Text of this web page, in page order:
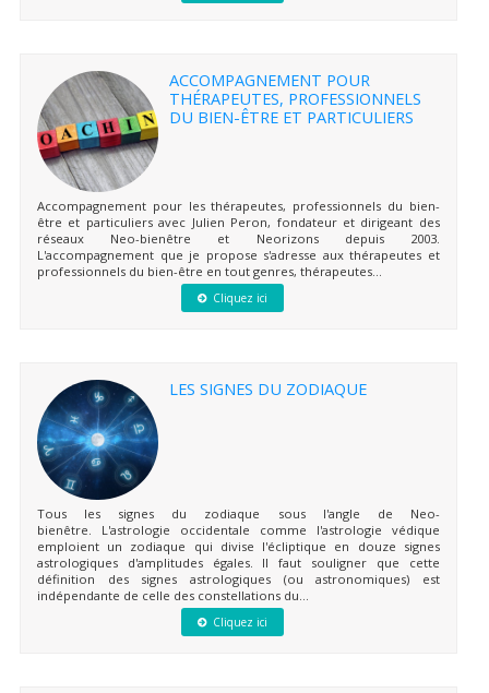
ACCOMPAGNEMENT POUR
THÉRAPEUTES, PROFESSIONNELS
DU BIEN-ÊTRE ET PARTICULIERS
Accompagnement pour les thérapeutes, professionnels du bien-
être et particuliers avec Julien Peron, fondateur et dirigeant des
réseaux Neo-bienêtre et Neorizons depuis 2003.
L'accompagnement que je propose s'adresse aux thérapeutes et
professionnels du bien-être en tout genres, thérapeutes...
Cliquez ici
LES SIGNES DU ZODIAQUE
Tous les signes du zodiaque sous l'angle de Neo-
bienêtre. L'astrologie occidentale comme l'astrologie védique
emploient un zodiaque qui divise l'écliptique en douze signes
astrologiques d'amplitudes égales. Il faut souligner que cette
définition des signes astrologiques (ou astronomiques) est
indépendante de celle des constellations du...
Cliquez ici